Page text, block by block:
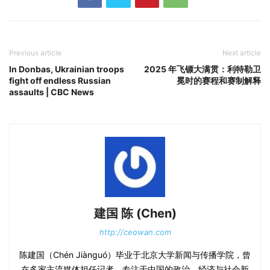
Previous article
In Donbas, Ukrainian troops
fight off endless Russian
assaults | CBC News
Next article
2025 年飞镖大满贯：利特勒卫
冕时的赛程和赛制解释
建国 陈 (Chen)
http://ceowan.com
陈建国（Chén Jiànguó）毕业于北京大学新闻与传播学院，曾